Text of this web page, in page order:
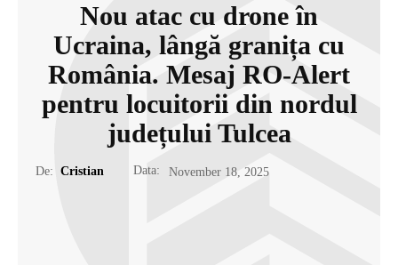
Nou atac cu drone în
Ucraina, lângă granița cu
România. Mesaj RO-Alert
pentru locuitorii din nordul
județului Tulcea
De: Cristian Data: November 18, 2025